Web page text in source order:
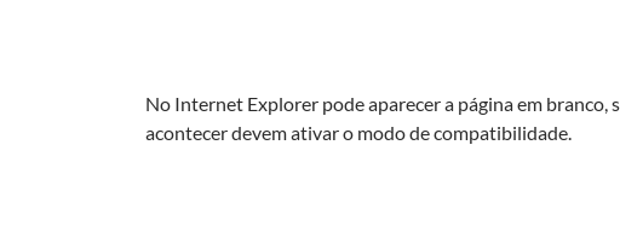
No Internet Explorer pode aparecer a página em branco,
acontecer devem ativar o modo de compatibilidade.